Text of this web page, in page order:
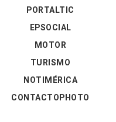
PORTALTIC
EPSOCIAL
MOTOR
TURISMO
NOTIMÉRICA
CONTACTOPHOTO